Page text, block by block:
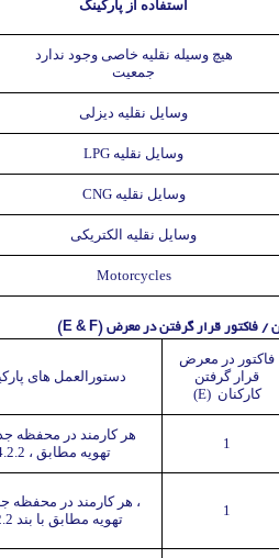
استفاده از پارکینگ
هیچ وسیله نقلیه خاصی وجود ندارد
جمعیت
وسایل نقلیه دیزلی
وسایل نقلیه LPG
وسایل نقلیه CNG
وسایل نقلیه الکتریکی
Motorcycles
فاکتور در معرض
قرار گرفتن
کارکنان (E)
دستورالعمل های
1
هر کارمند در محفظه
تهویه مطابق ، 4.2.2
1
، هر کارمند در محفظه
تهویه مطابق با بند 4.2.2